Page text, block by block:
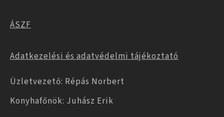
ÁSZF
Adatkezelési és adatvédelmi tájékoztató
Üzletvezető: Répás Norbert
Konyhafőnök: Juhász Erik